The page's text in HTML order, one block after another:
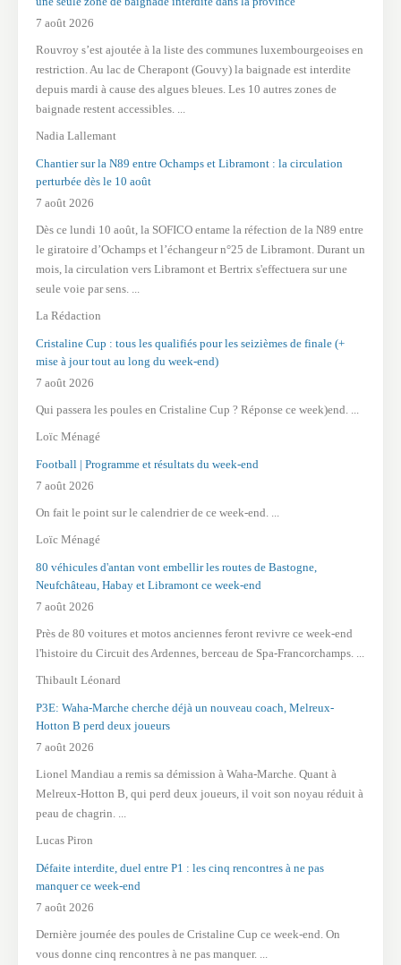
7 août 2026
Rouvroy s’est ajoutée à la liste des communes luxembourgeoises en
restriction. Au lac de Cherapont (Gouvy) la baignade est interdite
depuis mardi à cause des algues bleues. Les 10 autres zones de
baignade restent accessibles. ...
Nadia Lallemant
Chantier sur la N89 entre Ochamps et Libramont : la circulation
perturbée dès le 10 août
7 août 2026
Dès ce lundi 10 août, la SOFICO entame la réfection de la N89 entre
le giratoire d’Ochamps et l’échangeur n°25 de Libramont. Durant un
mois, la circulation vers Libramont et Bertrix s'effectuera sur une
seule voie par sens. ...
La Rédaction
Cristaline Cup : tous les qualifiés pour les seizièmes de finale (+
mise à jour tout au long du week-end)
7 août 2026
Qui passera les poules en Cristaline Cup ? Réponse ce week)end. ...
Loïc Ménagé
Football | Programme et résultats du week-end
7 août 2026
On fait le point sur le calendrier de ce week-end. ...
Loïc Ménagé
80 véhicules d'antan vont embellir les routes de Bastogne,
Neufchâteau, Habay et Libramont ce week-end
7 août 2026
Près de 80 voitures et motos anciennes feront revivre ce week-end
l'histoire du Circuit des Ardennes, berceau de Spa-Francorchamps. ...
Thibault Léonard
P3E: Waha-Marche cherche déjà un nouveau coach, Melreux-
Hotton B perd deux joueurs
7 août 2026
Lionel Mandiau a remis sa démission à Waha-Marche. Quant à
Melreux-Hotton B, qui perd deux joueurs, il voit son noyau réduit à
peau de chagrin. ...
Lucas Piron
Défaite interdite, duel entre P1 : les cinq rencontres à ne pas
manquer ce week-end
7 août 2026
Dernière journée des poules de Cristaline Cup ce week-end. On
vous donne cinq rencontres à ne pas manquer. ...